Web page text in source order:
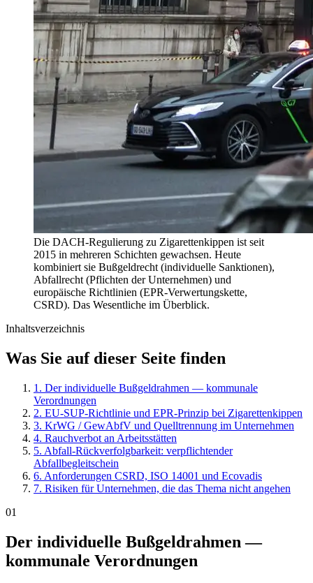
Die DACH-Regulierung zu Zigarettenkippen ist seit
2015 in mehreren Schichten gewachsen. Heute
kombiniert sie Bußgeldrecht (individuelle Sanktionen),
Abfallrecht (Pflichten der Unternehmen) und
europäische Richtlinien (EPR-Verwertungskette,
CSRD). Das Wesentliche im Überblick.
Inhaltsverzeichnis
Was Sie auf dieser Seite finden
1. Der individuelle Bußgeldrahmen — kommunale
Verordnungen
2. EU-SUP-Richtlinie und EPR-Prinzip bei Zigarettenkippen
3. KrWG / GewAbfV und Quelltrennung im Unternehmen
4. Rauchverbot an Arbeitsstätten
5. Abfall-Rückverfolgbarkeit: verpflichtender
Abfallbegleitschein
6. Anforderungen CSRD, ISO 14001 und Ecovadis
7. Risiken für Unternehmen, die das Thema nicht angehen
01
Der individuelle Bußgeldrahmen —
kommunale Verordnungen